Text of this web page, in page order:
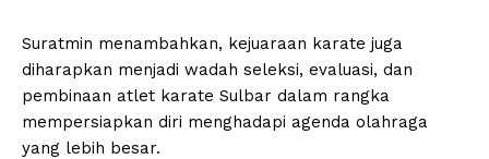
Suratmin menambahkan, kejuaraan karate juga
diharapkan menjadi wadah seleksi, evaluasi, dan
pembinaan atlet karate Sulbar dalam rangka
mempersiapkan diri menghadapi agenda olahraga
yang lebih besar.